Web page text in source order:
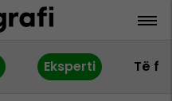
Eksperti Të